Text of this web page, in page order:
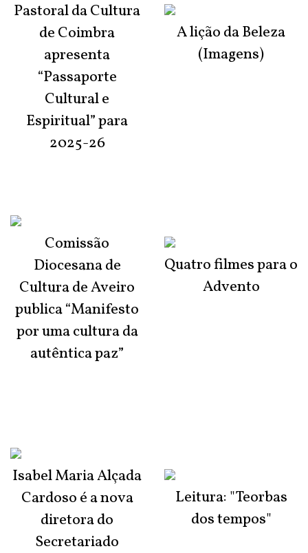
Pastoral da Cultura
de Coimbra
apresenta
“Passaporte
Cultural e
Espiritual” para
2025-26
Comissão
Diocesana de
Cultura de Aveiro
publica “Manifesto
por uma cultura da
autêntica paz”
Isabel Maria Alçada
Cardoso é a nova
diretora do
Secretariado
A lição da Beleza
(Imagens)
Quatro filmes para o
Advento
Leitura: "Teorbas
dos tempos"